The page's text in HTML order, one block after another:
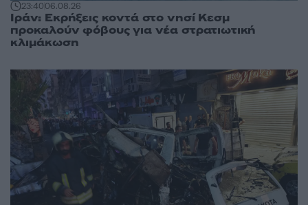
23:4006.08.26
Ιράν: Εκρήξεις κοντά στο νησί Κεσμ
προκαλούν φόβους για νέα στρατιωτική
κλιμάκωση